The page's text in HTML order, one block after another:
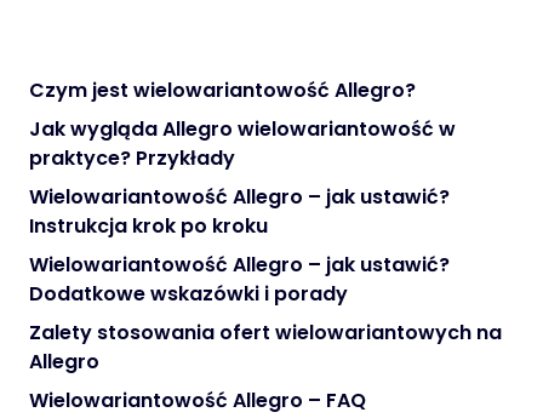
Czym jest wielowariantowość Allegro?
Jak wygląda Allegro wielowariantowość w
praktyce? Przykłady
Wielowariantowość Allegro – jak ustawić?
Instrukcja krok po kroku
Wielowariantowość Allegro – jak ustawić?
Dodatkowe wskazówki i porady
Zalety stosowania ofert wielowariantowych na
Allegro
Wielowariantowość Allegro – FAQ